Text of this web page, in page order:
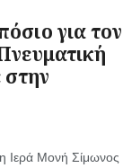
για τον
Ιερά Μονή Σίμωνος